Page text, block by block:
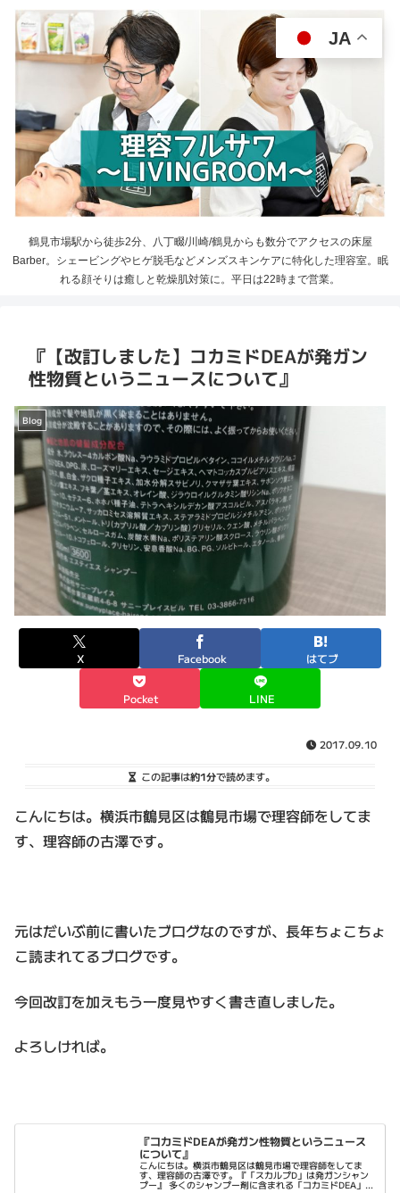
鶴見市場駅から徒歩2分、八丁畷/川崎/鶴見からも数分でアクセスの床屋
Barber。シェービングやヒゲ脱毛などメンズスキンケアに特化した理容室。眠
れる顔そりは癒しと乾燥肌対策に。平日は22時まで営業。
『【改訂しました】コカミドDEAが発ガン
性物質というニュースについて』
Blog
X Facebook はてブ
Pocket LINE
2017.09.10
この記事は約1分で読めます。
こんにちは。横浜市鶴見区は鶴見市場で理容師をしてま
す、理容師の古澤です。
元はだいぶ前に書いたブログなのですが、長年ちょこちょ
こ読まれてるブログです。
今回改訂を加えもう一度見やすく書き直しました。
よろしければ。
『コカミドDEAが発ガン性物質というニュース
について』
こんにちは。横浜市鶴見区は鶴見市場で理容師をしてま
す、理容師の古澤です。『「スカルプD」は発ガンシャン
プー』 多くのシャンプー剤に含まれる「コカミドDEA」と
JA